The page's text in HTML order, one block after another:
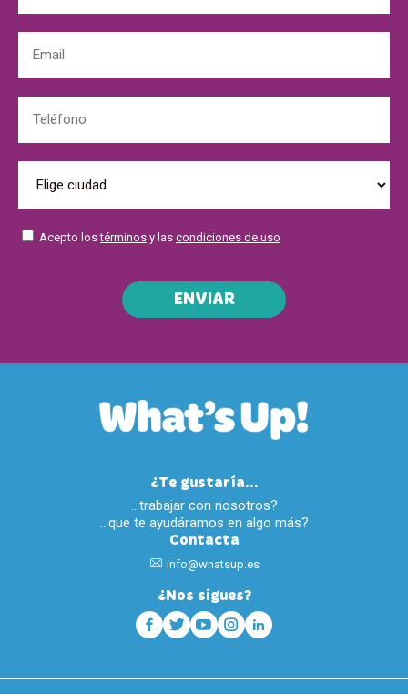
Acepto lostérminos y las condiciones de uso
ENVIAR
¿Te gustaría...
…trabajar con nosotros?
…que te ayudáramos en algo más?
Contacta
info@whatsup.es
¿Nos sigues?